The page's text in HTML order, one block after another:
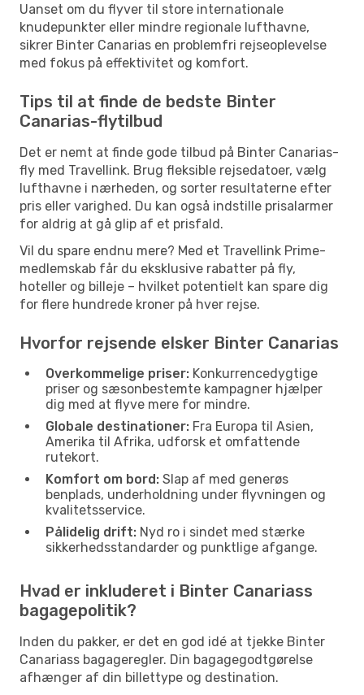
Uanset om du flyver til store internationale
knudepunkter eller mindre regionale lufthavne,
sikrer Binter Canarias en problemfri rejseoplevelse
med fokus på effektivitet og komfort.
Tips til at finde de bedste Binter
Canarias-flytilbud
Det er nemt at finde gode tilbud på Binter Canarias-
fly med Travellink. Brug fleksible rejsedatoer, vælg
lufthavne i nærheden, og sorter resultaterne efter
pris eller varighed. Du kan også indstille prisalarmer
for aldrig at gå glip af et prisfald.
Vil du spare endnu mere? Med et Travellink Prime-
medlemskab får du eksklusive rabatter på fly,
hoteller og billeje – hvilket potentielt kan spare dig
for flere hundrede kroner på hver rejse.
Hvorfor rejsende elsker Binter Canarias
Overkommelige priser: Konkurrencedygtige
priser og sæsonbestemte kampagner hjælper
dig med at flyve mere for mindre.
Globale destinationer: Fra Europa til Asien,
Amerika til Afrika, udforsk et omfattende
rutekort.
Komfort om bord: Slap af med generøs
benplads, underholdning under flyvningen og
kvalitetsservice.
Pålidelig drift: Nyd ro i sindet med stærke
sikkerhedsstandarder og punktlige afgange.
Hvad er inkluderet i Binter Canariass
bagagepolitik?
Inden du pakker, er det en god idé at tjekke Binter
Canariass bagageregler. Din bagagegodtgørelse
afhænger af din billettype og destination.